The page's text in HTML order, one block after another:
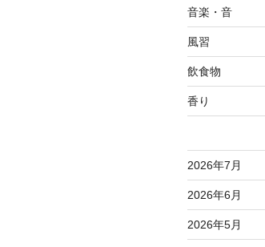
音楽・音
風習
飲食物
香り
2026年7月
2026年6月
2026年5月